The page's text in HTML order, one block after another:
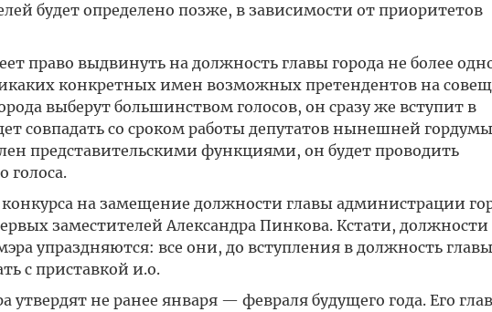
будет определено позже, в зависимости от приоритетов
право выдвинуть на должность главы города не более
конкретных имен возможных претендентов на
выберут большинством голосов, он сразу же вступит в
совпадать со сроком работы депутатов нынешней
представительскими функциями, он будет проводить
голоса.
конкурса на замещение должности главы администрации
заместителей Александра Пинкова. Кстати, должности
упраздняются: все они, до вступления в должность главы
с приставкой и.о.
утвердят не ранее января — февраля будущего года. Его